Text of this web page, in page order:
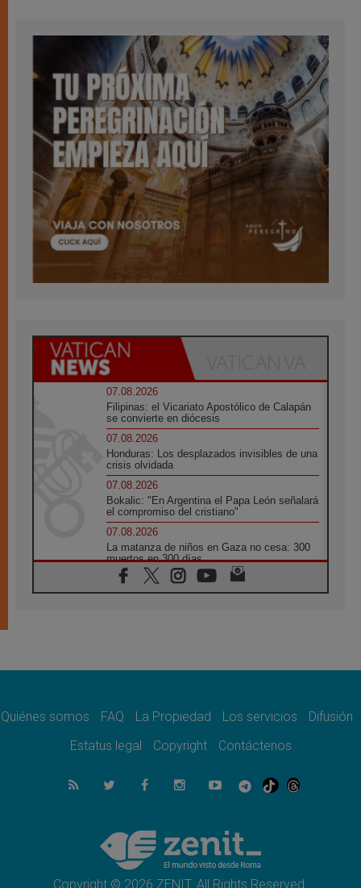
07.08.2026
Filipinas: el Vicariato Apostólico de Calapán
se convierte en diócesis
07.08.2026
Honduras: Los desplazados invisibles de una
crisis olvidada
07.08.2026
Bokalic: "En Argentina el Papa León señalará
el compromiso del cristiano"
07.08.2026
La matanza de niños en Gaza no cesa: 300
muertos en 300 días
07.08.2026
Tagle: La guerra desfigura el mundo, solo la
como misión al servicio del Evangelio
SIGNIS 2026, dar voz a las religiosas en el
07.08.2026
Lanzan un proyecto de empoderamiento
Programa oficial del Viaje Apostólico del
Papa León XIV a Francia
Quiénes somos FAQ La Propiedad Los servicios
Difusión
Estatus legal
Copyright Contáctenos
Copyright © 2026 ZENIT. All Rights Reserved.